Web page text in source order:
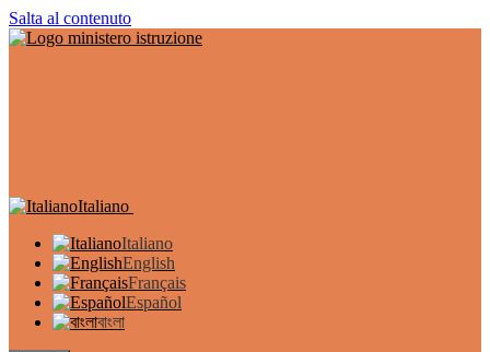
Salta al contenuto
Italiano
Italiano
English
Français
Español
বাংলা